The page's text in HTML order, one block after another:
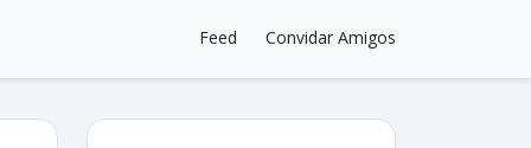
Feed Convidar Amigos